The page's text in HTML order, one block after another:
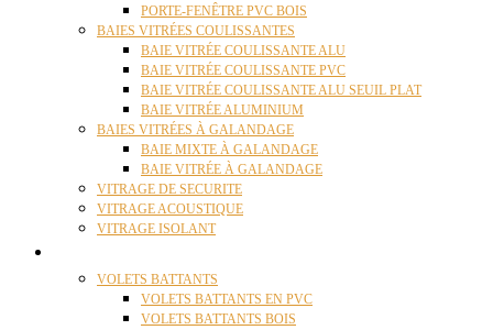
PORTE-FENÊTRE PVC BOIS
BAIES VITRÉES COULISSANTES
BAIE VITRÉE COULISSANTE ALU
BAIE VITRÉE COULISSANTE PVC
BAIE VITRÉE COULISSANTE ALU SEUIL PLAT
BAIE VITRÉE ALUMINIUM
BAIES VITRÉES À GALANDAGE
BAIE MIXTE À GALANDAGE
BAIE VITRÉE À GALANDAGE
VITRAGE DE SECURITE
VITRAGE ACOUSTIQUE
VITRAGE ISOLANT
VOLETS BATTANTS
VOLETS BATTANTS EN PVC
VOLETS BATTANTS BOIS